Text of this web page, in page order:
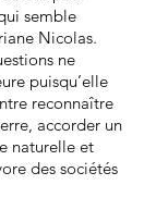
semble
Nicolas.
ne
puisqu’elle
reconnaître
accorder un
naturelle et
des sociétés